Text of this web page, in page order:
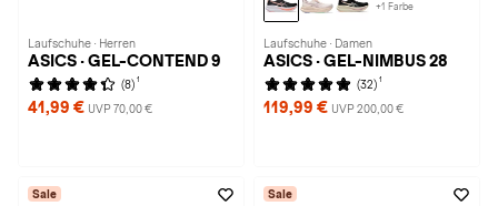
Laufschuhe · Herren
ASICS · GEL-CONTEND 9
(8) 1
41,99 € UVP 70,00 €
+1 Farbe
Laufschuhe · Damen
ASICS · GEL-NIMBUS 28
(32) 1
119,99 € UVP 200,00 €
Sale Sale